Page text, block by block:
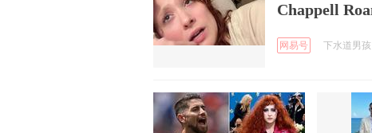
Chappell
网易号 下水道男